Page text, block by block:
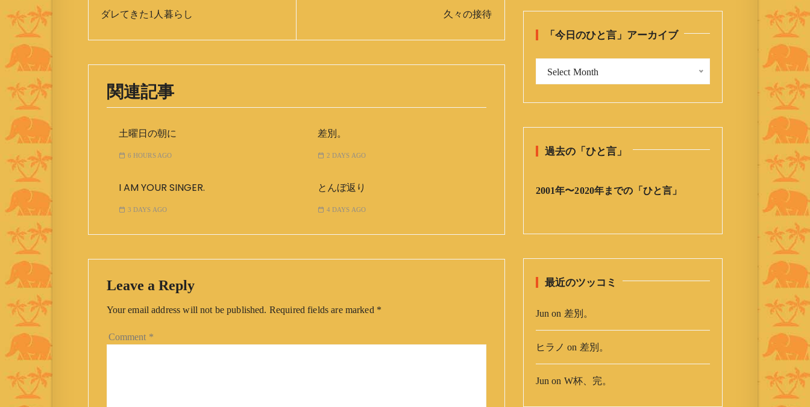
ダレてきた1人暮らし 久々の接待
関連記事
土曜日の朝に
6 HOURS AGO
差別。
2 DAYS AGO
I AM YOUR SINGER.
3 DAYS AGO
とんぼ返り
4 DAYS AGO
Leave a Reply
Your email address will not be published. Required fields are marked *
Comment *
「今日のひと言」アーカイブ
ひ
言
ア
Select Month
過去の「ひと言」
2001年〜2020年までの「ひと言」
最近のツッコミ
Jun on 差別。
ヒラノ on 差別。
Jun on W杯、完。